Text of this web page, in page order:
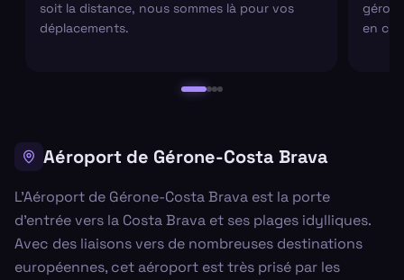
soit la distance, nous sommes là pour vos
déplacements.
en
Aéroport de Gérone-Costa Brava
L'Aéroport de Gérone-Costa Brava est la porte
d'entrée vers la Costa Brava et ses plages idylliques.
Avec des liaisons vers de nombreuses destinations
européennes, cet aéroport est très prisé par les